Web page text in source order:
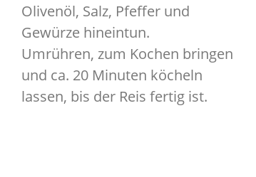
Olivenöl, Salz, Pfeffer und
Gewürze hineintun.
Umrühren, zum Kochen bringen
und ca. 20 Minuten köcheln
lassen, bis der Reis fertig ist.